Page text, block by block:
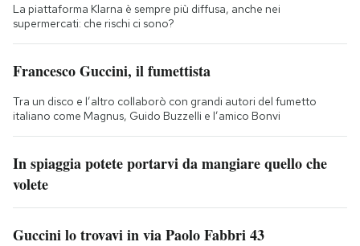
La piattaforma Klarna è sempre più diffusa, anche nei
supermercati: che rischi ci sono?
Francesco Guccini, il fumettista
Tra un disco e l’altro collaborò con grandi autori del fumetto
italiano come Magnus, Guido Buzzelli e l’amico Bonvi
In spiaggia potete portarvi da mangiare quello che
volete
Guccini lo trovavi in via Paolo Fabbri 43